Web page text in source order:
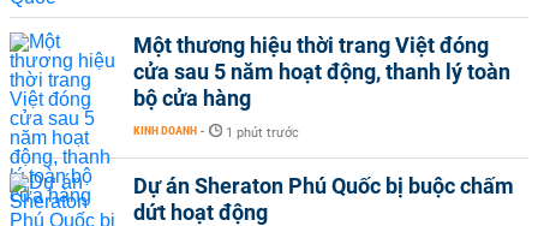
Một thương hiệu thời trang Việt đóng
cửa sau 5 năm hoạt động, thanh lý toàn
bộ cửa hàng
KINH DOANH - 1 phút trước
Dự án Sheraton Phú Quốc bị buộc chấm
dứt hoạt động